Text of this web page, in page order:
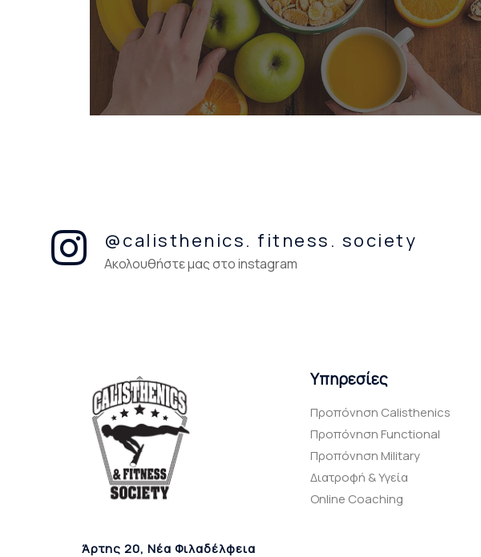
@calisthenics. fitness. society
Ακολουθήστε μας στο instagram
Άρτης 20, Νέα Φιλαδέλφεια
Υπηρεσίες
Προπόνηση Calisthenics
Προπόνηση Functional
Προπόνηση Military
Διατροφή & Υγεία
Online Coaching